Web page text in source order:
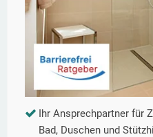
Ihr Ansprechpartner für
Bad, Duschen und